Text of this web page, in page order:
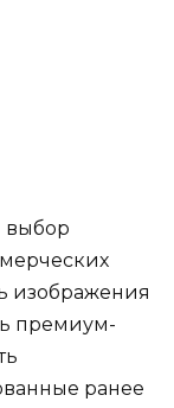
выбор
изображения
премиум-
ранее